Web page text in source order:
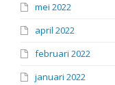
mei 2022
april 2022
februari 2022
januari 2022